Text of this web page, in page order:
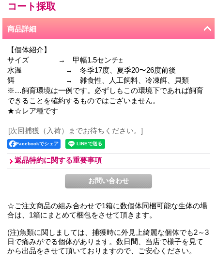
コート採取
商品詳細
【個体紹介】
サイズ → 甲幅1.5センチ±
水温 → 冬季17度、夏季20〜26度前後
餌 → 雑食性、人工飼料、冷凍餌、貝類
※…飼育環境は一例です。必ずしもこの環境下であれば飼育
できることを確約するものではございません。
★☆レア種です
[次回捕獲（入荷）までお待ちください。]
Facebookでシェア
返品特約に関する重要事項
☆ご注文商品の組み合わせで1箱に数個体同梱可能な生体の場
合は、1箱にまとめて梱包をさせて頂きます。
(注)魚類に関しましては、捕獲時に外見上綺麗な個体でも2～3
日で痛みがでる個体があります。数日間、当店で様子を見て
から出品をさせて頂いておりますので、ご安心ください。